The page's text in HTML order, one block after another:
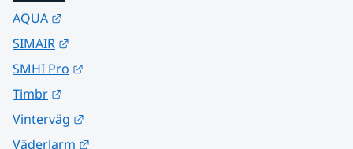
AQUA
SIMAIR
SMHI Pro
Timbr
Vinterväg
Väderlarm